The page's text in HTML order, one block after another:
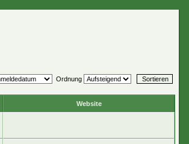
Ordnung
Website